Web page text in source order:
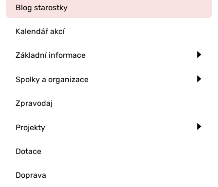
Blog starostky
Kalendář akcí
Základní informace
Spolky a organizace
Zpravodaj
Projekty
Dotace
Doprava